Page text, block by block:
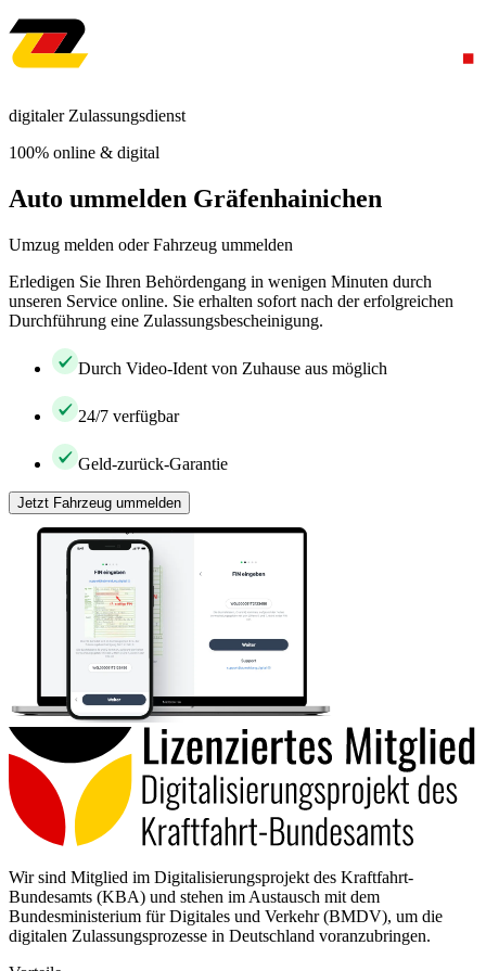
digitaler Zulassungsdienst
100% online & digital
Auto ummelden Gräfenhainichen
Umzug melden oder Fahrzeug ummelden
Erledigen Sie Ihren Behördengang in wenigen Minuten durch
unseren Service online. Sie erhalten sofort nach der erfolgreichen
Durchführung eine Zulassungsbescheinigung.
Durch Video-Ident von Zuhause aus möglich
24/7 verfügbar
Geld-zurück-Garantie
Jetzt Fahrzeug ummelden
Wir sind Mitglied im Digitalisierungsprojekt des Kraftfahrt-
Bundesamts (KBA) und stehen im Austausch mit dem
Bundesministerium für Digitales und Verkehr (BMDV), um die
digitalen Zulassungsprozesse in Deutschland voranzubringen.